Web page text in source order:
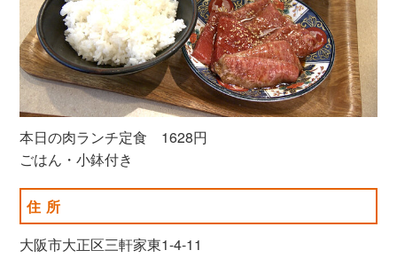
本日の肉ランチ定食 1628円
ごはん・小鉢付き
住所
大阪市大正区三軒家東1-4-11